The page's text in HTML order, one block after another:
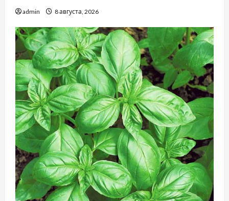
admin 8 августа, 2026